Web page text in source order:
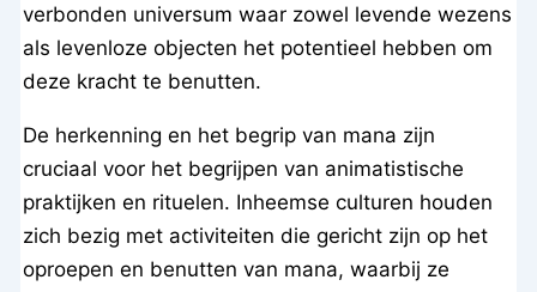
verbonden universum waar zowel levende wezens
als levenloze objecten het potentieel hebben om
deze kracht te benutten.
De herkenning en het begrip van mana zijn
cruciaal voor het begrijpen van animatistische
praktijken en rituelen. Inheemse culturen houden
zich bezig met activiteiten die gericht zijn op het
oproepen en benutten van mana, waarbij ze